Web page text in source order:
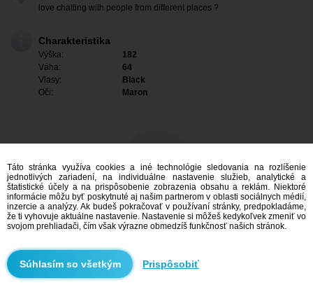
love chatting with people from different places ?
Charakteristika
Výška:
182
Váha:
64
Vlasy:
Black
Oči:
Maron
Mám záujem
Vyhľadávanie
Táto stránka využíva cookies a iné technológie sledovania na rozlíšenie
jednotlivých zariadení, na individuálne nastavenie služieb, analytické a
štatistické účely a na prispôsobenie zobrazenia obsahu a reklám. Niektoré
informácie môžu byť poskytnuté aj našim partnerom v oblasti sociálnych médií,
inzercie a analýzy. Ak budeš pokračovať v používaní stránky, predpokladáme,
že ti vyhovuje aktuálne nastavenie. Nastavenie si môžeš kedykoľvek zmeniť vo
svojom prehliadači, čím však výrazne obmedzíš funkčnosť našich stránok.
Prispôsobiť